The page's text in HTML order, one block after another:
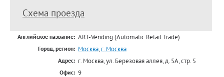
Схема проезда
Английское название: ART-Vending (Automatic Retail Trade)
Город, регион: Москва, г. Москва
Адрес: г. Москва, ул. Березовая аллея, д. 5А, стр. 5
Офис: 9